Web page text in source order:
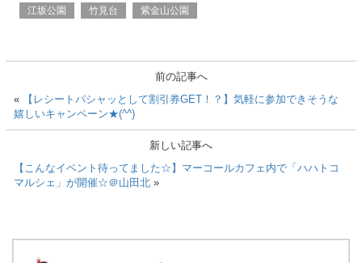
江坂公園
竹見台 紫金山公園
前の記事へ
«
【レシートパシャッとして割引券GET！？】気軽に参加できそうな
嬉しいキャンペーン★(^^)
新しい記事へ
【こんなイベント待ってました☆】マーコールカフェ内で「ハハトコ
マルシェ」が開催☆＠山田北 »